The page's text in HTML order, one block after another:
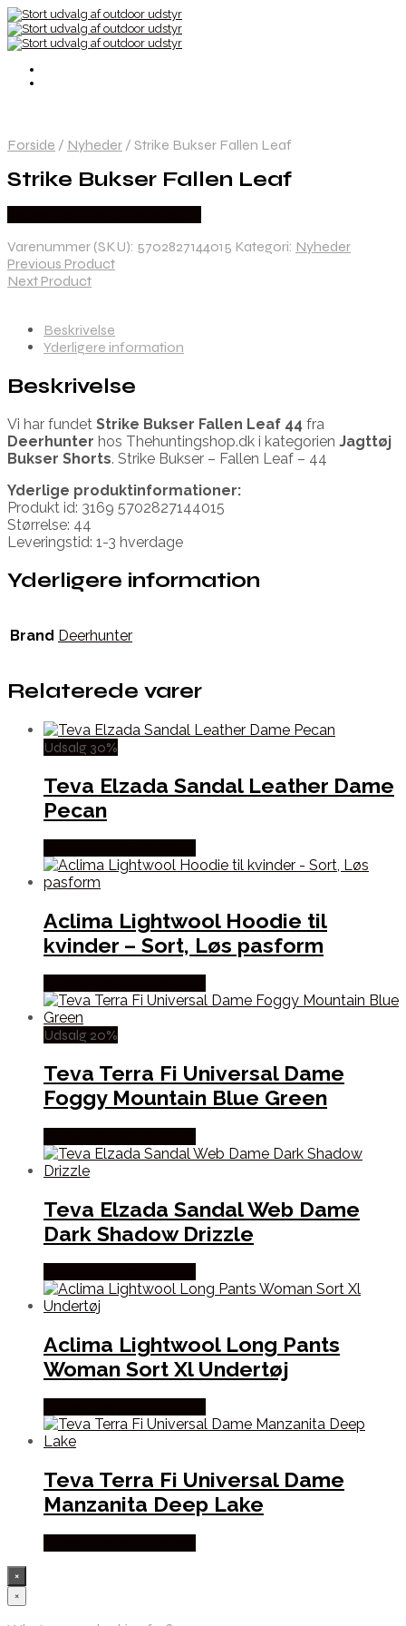
Forside / Nyheder / Strike Bukser Fallen Leaf
Strike Bukser Fallen Leaf
Varenummer (SKU): 5702827144015 Kategori: Nyheder
Previous Product
Next Product
Beskrivelse
Yderligere information
Beskrivelse
Vi har fundet Strike Bukser Fallen Leaf 44 fra
Deerhunter hos Thehuntingshop.dk i kategorien Jagttøj
Bukser Shorts. Strike Bukser – Fallen Leaf – 44
Yderlige produktinformationer:
Produkt id: 3169 5702827144015
Størrelse: 44
Leveringstid: 1-3 hverdage
Yderligere information
Brand Deerhunter
Relaterede varer
Udsalg 30%
Teva Elzada Sandal Leather Dame
Pecan
Aclima Lightwool Hoodie til
kvinder – Sort, Løs pasform
Udsalg 20%
Teva Terra Fi Universal Dame
Foggy Mountain Blue Green
Teva Elzada Sandal Web Dame
Dark Shadow Drizzle
Aclima Lightwool Long Pants
Woman Sort Xl Undertøj
Teva Terra Fi Universal Dame
Manzanita Deep Lake
×
×